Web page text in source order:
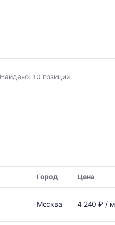
35Б1
Найдено: 10 позиций
Город Цена
Москва 4 240 ₽ / м